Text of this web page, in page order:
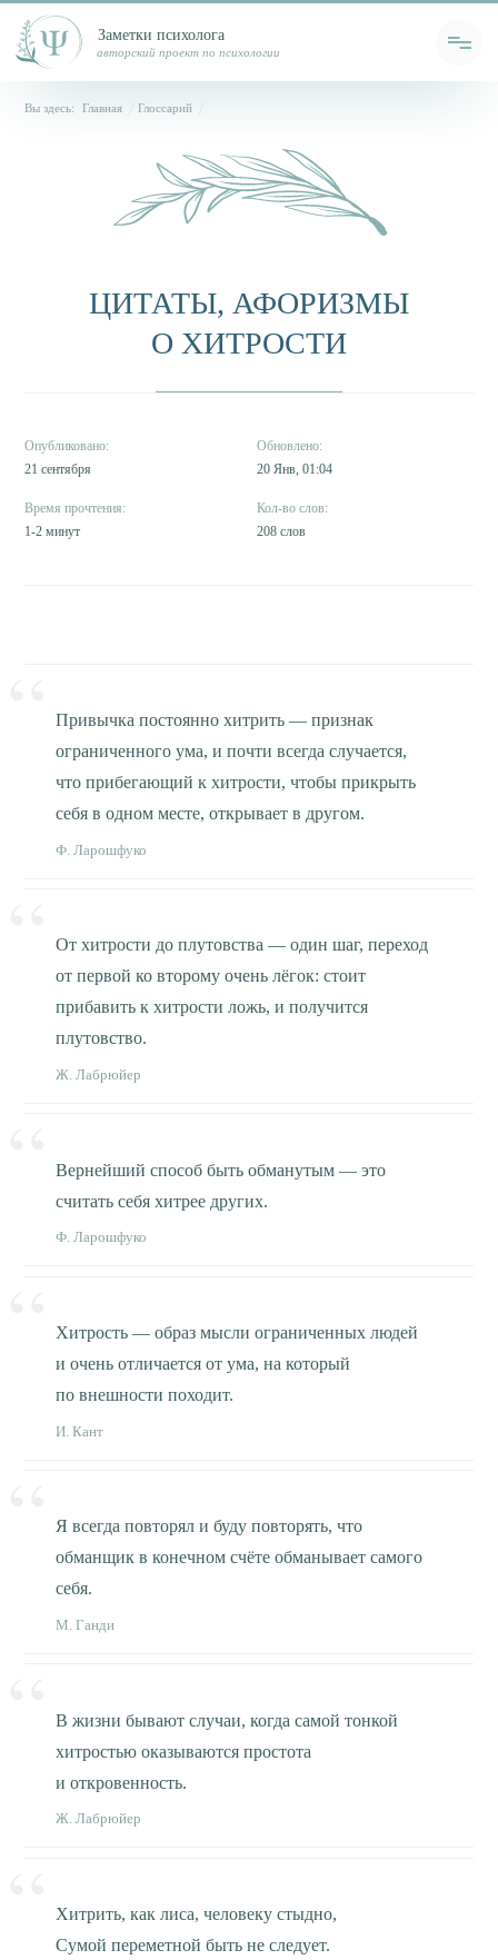
Вы здесь: Главная Глоссарий
ЦИТАТЫ, АФОРИЗМЫ
О ХИТРОСТИ
21 сентября 20 Янв, 01:04
1-2 минут 208 слов
Привычка постоянно хитрить — признак
ограниченного ума, и почти всегда случается,
что прибегающий к хитрости, чтобы прикрыть
себя в одном месте, открывает в другом.
Ф. Ларошфуко
От хитрости до плутовства — один шаг, переход
от первой ко второму очень лёгок: стоит
прибавить к хитрости ложь, и получится
плутовство.
Ж. Лабрюйер
Вернейший способ быть обманутым — это
считать себя хитрее других.
Ф. Ларошфуко
Хитрость — образ мысли ограниченных людей
и очень отличается от ума, на который
по внешности походит.
И. Кант
Я всегда повторял и буду повторять, что
обманщик в конечном счёте обманывает самого
себя.
М. Ганди
В жизни бывают случаи, когда самой тонкой
хитростью оказываются простота
и откровенность.
Ж. Лабрюйер
Хитрить, как лиса, человеку стыдно,
Сумой переметной быть не следует.
Заметки психолога
авторский проект по психологии